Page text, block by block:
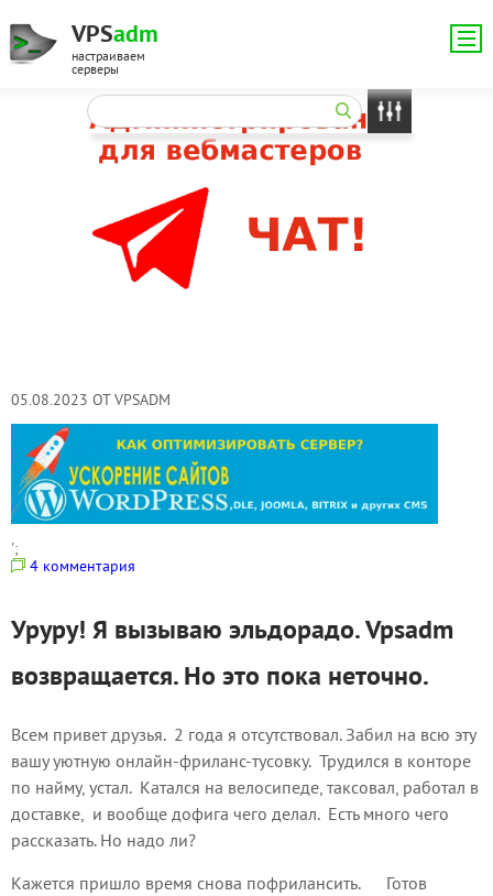
VPSadm
настраиваем
серверы
05.08.2023 ОТ VPSADM
';
4 комментария
Уруру! Я вызываю эльдорадо. Vpsadm
возвращается. Но это пока неточно.
Всем привет друзья. 2 года я отсутствовал. Забил на всю эту
вашу уютную онлайн-фриланс-тусовку. Трудился в конторе
по найму, устал. Катался на велосипеде, таксовал, работал в
доставке, и вообще дофига чего делал. Есть много чего
рассказать. Но надо ли?
Кажется пришло время снова пофрилансить. Готов